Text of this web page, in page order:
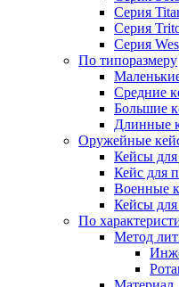
Серия
Серия
Серия
По типоразмеру
Средние
Большие
Длинные
Оружейные
Кейсы
Кейс для
Военные
Кейсы для
По
Метод